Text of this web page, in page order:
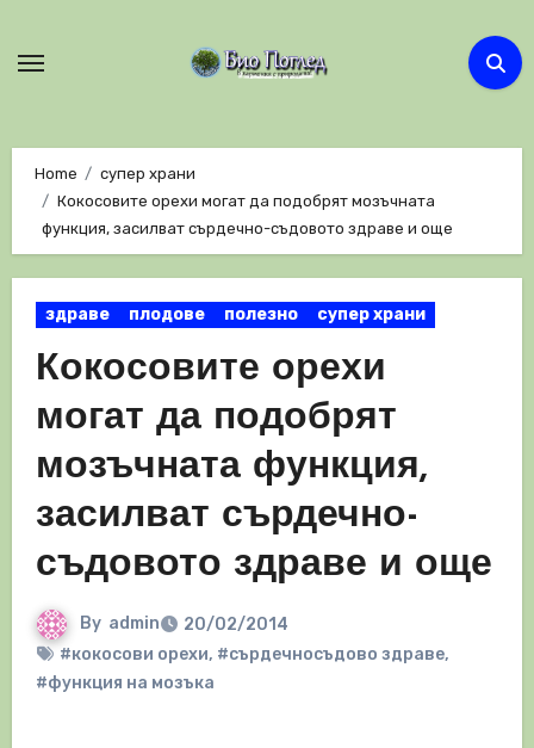
Home
супер храни
Кокосовите орехи могат да подобрят мозъчната
функция, засилват сърдечно-съдовото здраве и още
здраве плодове полезно супер храни
Кокосовите орехи
могат да подобрят
мозъчната функция,
засилват сърдечно-
съдовото здраве и още
By admin
20/02/2014
#кокосови орехи, #сърдечносъдово здраве,
#функция на мозъка